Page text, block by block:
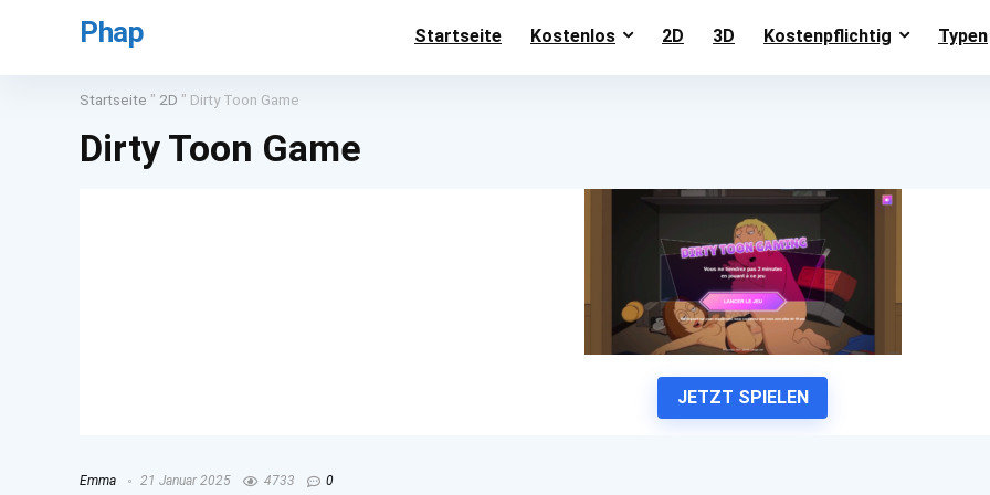
Phap Startseite Kostenlos 2D 3D Kostenpflichtig Typen
Startseite " 2D " Dirty Toon Game
Dirty Toon Game
JETZT SPIELEN
Emma 21 Januar 2025 4733 0